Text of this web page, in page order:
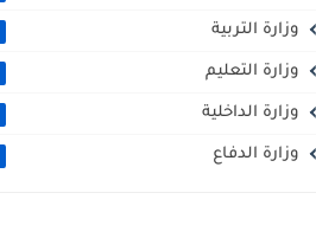
وزارة التربية
وزارة التعليم
وزارة الداخلية
وزارة الدفاع